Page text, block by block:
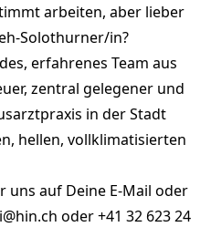
arbeiten, aber lieber
Solothurner/in?
erfahrenes Team aus
zentral gelegener und
in der Stadt
hellen, vollklimatisierten
auf Deine E-Mail oder
oder +41 32 623 24